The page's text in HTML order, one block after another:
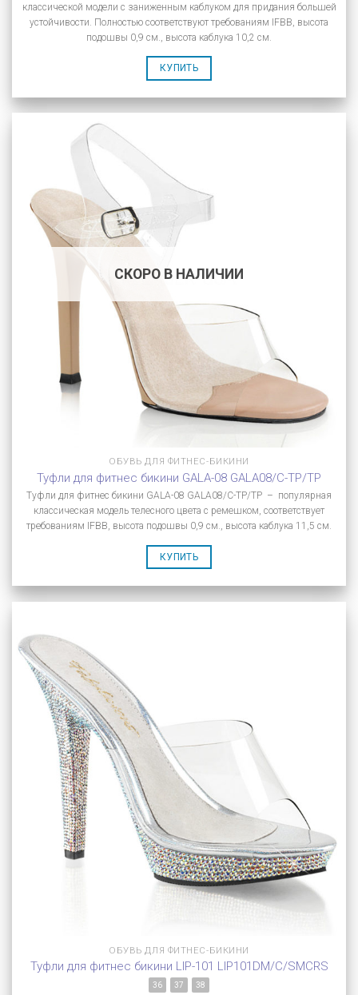
классической модели с заниженным каблуком для придания большей
устойчивости. Полностью соответствуют требованиям IFBB, высота
подошвы 0,9 см., высота каблука 10,2 см.
КУПИТЬ
СКОРО В НАЛИЧИИ
ОБУВЬ ДЛЯ ФИТНЕС-БИКИНИ
Туфли для фитнес бикини GALA-08 GALA08/C-TP/TP
Туфли для фитнес бикини GALA-08 GALA08/C-TP/TP – популярная
классическая модель телесного цвета с ремешком, соответствует
требованиям IFBB, высота подошвы 0,9 см., высота каблука 11,5 см.
КУПИТЬ
ОБУВЬ ДЛЯ ФИТНЕС-БИКИНИ
Туфли для фитнес бикини LIP-101 LIP101DM/C/SMCRS
36 37 38